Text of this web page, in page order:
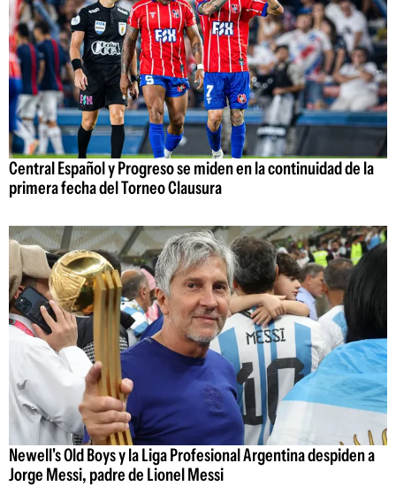
Central Español y Progreso se miden en la continuidad de la
primera fecha del Torneo Clausura
Newell's Old Boys y la Liga Profesional Argentina despiden a
Jorge Messi, padre de Lionel Messi